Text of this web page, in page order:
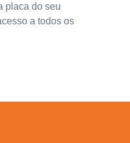
placa do seu
a todos os